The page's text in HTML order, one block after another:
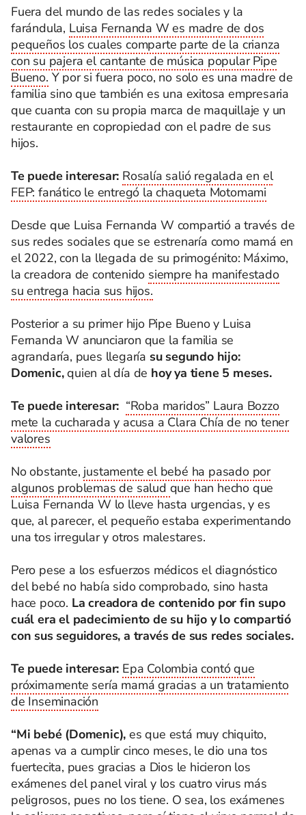
Fuera del mundo de las redes sociales y la
farándula, Luisa Fernanda W es madre de dos
pequeños los cuales comparte parte de la crianza
con su pajera el cantante de música popular Pipe
Bueno. Y por si fuera poco, no solo es una madre de
familia sino que también es una exitosa empresaria
que cuanta con su propia marca de maquillaje y un
restaurante en copropiedad con el padre de sus
hijos.
Te puede interesar: Rosalía salió regalada en el
FEP: fanático le entregó la chaqueta Motomami
Desde que Luisa Fernanda W compartió a través de
sus redes sociales que se estrenaría como mamá en
el 2022, con la llegada de su primogénito: Máximo,
la creadora de contenido siempre ha manifestado
su entrega hacia sus hijos.
Posterior a su primer hijo Pipe Bueno y Luisa
Fernanda W anunciaron que la familia se
agrandaría, pues llegaría su segundo hijo:
Domenic,quien al día de hoy ya tiene 5 meses.
Te puede interesar: “Roba maridos” Laura Bozzo
mete la cucharada y acusa a Clara Chía de no tener
valores
No obstante, justamente el bebé ha pasado por
algunos problemas de salud que han hecho que
Luisa Fernanda W lo lleve hasta urgencias, y es
que, al parecer, el pequeño estaba experimentando
una tos irregular y otros malestares.
Pero pese a los esfuerzos médicos el diagnóstico
del bebé no había sido comprobado, sino hasta
hace poco. La creadora de contenido por fin supo
cuál era el padecimiento de su hijo y lo compartió
con sus seguidores, a través de sus redes sociales.
Te puede interesar: Epa Colombia contó que
próximamente sería mamá gracias a un tratamiento
de Inseminación
“Mi bebé (Domenic), es que está muy chiquito,
apenas va a cumplir cinco meses, le dio una tos
fuertecita, pues gracias a Dios le hicieron los
exámenes del panel viral y los cuatro virus más
peligrosos, pues no los tiene. O sea, los exámenes